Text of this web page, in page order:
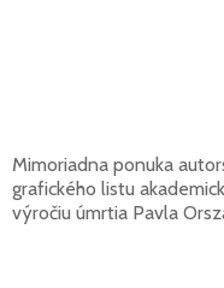
Mimoriadna ponuka
grafického listu
výročiu úmrtia Pavla